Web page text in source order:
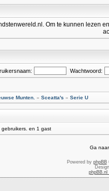
Om te kunnen lezen
Wachtwoord:
Munten. » Sceatta's » Serie U
en 1 gast
Ga
Powered by phpBB
phpBB.nl